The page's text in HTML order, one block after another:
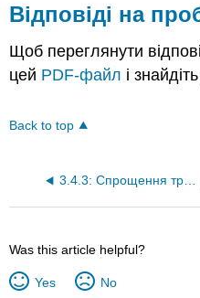
Відповіді на
Щоб переглянути
цей PDF-файл і
Back to top
3.4.3: Спрощення тригонометричних виразів з двокутовими ідентичностями
Was this article helpful?
Yes No